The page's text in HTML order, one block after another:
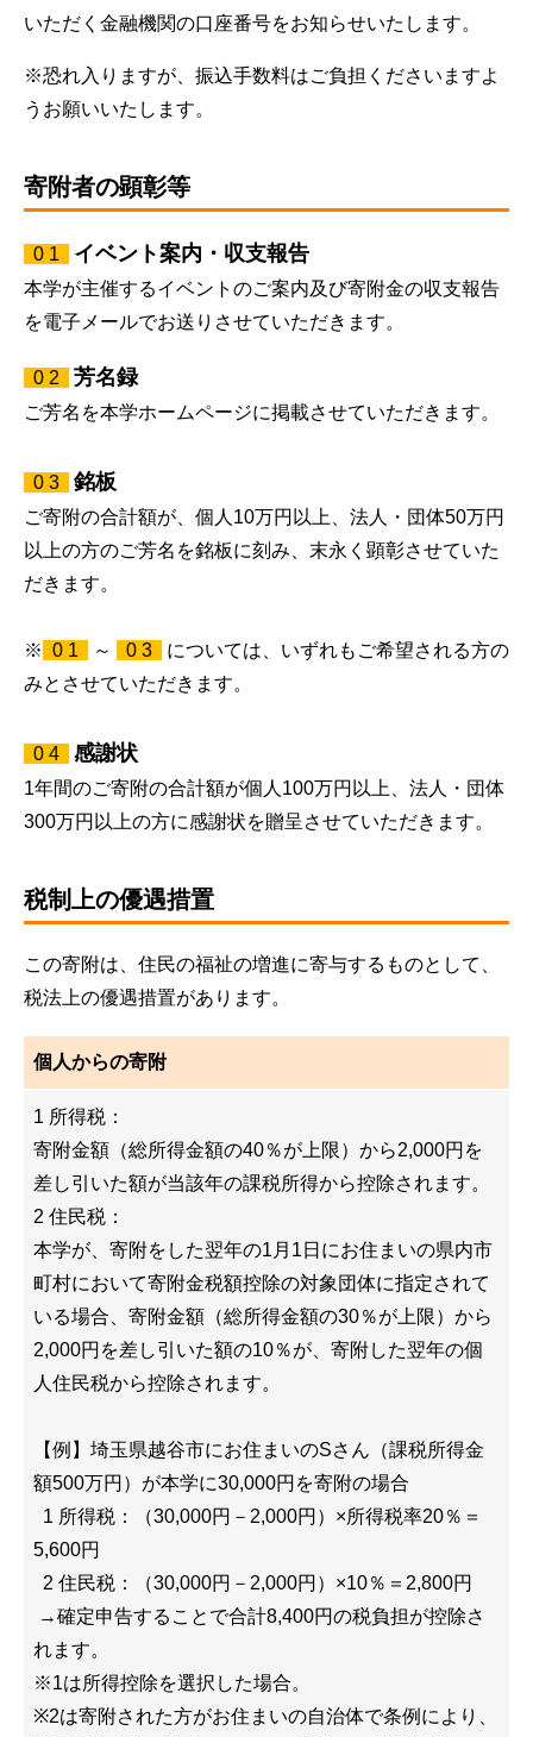
いただく金融機関の口座番号をお知らせいたします。
※恐れ入りますが、振込手数料はご負担くださいますよ
うお願いいたします。
寄附者の顕彰等
0 1 イベント案内・収支報告
本学が主催するイベントのご案内及び寄附金の収支報告
を電子メールでお送りさせていただきます。
0 2 芳名録
ご芳名を本学ホームページに掲載させていただきます。
0 3 銘板
ご寄附の合計額が、個人10万円以上、法人・団体50万円
以上の方のご芳名を銘板に刻み、末永く顕彰させていた
だきます。
※ 0 1 ～ 0 3
については、いずれもご希望される方の
みとさせていただきます。
0 4 感謝状
1年間のご寄附の合計額が個人100万円以上、法人・団体
300万円以上の方に感謝状を贈呈させていただきます。
税制上の優遇措置
この寄附は、住民の福祉の増進に寄与するものとして、
税法上の優遇措置があります。
個人からの寄附
1 所得税：
寄附金額（総所得金額の40％が上限）から2,000円を
差し引いた額が当該年の課税所得から控除されます。
2 住民税：
本学が、寄附をした翌年の1月1日にお住まいの県内市
町村において寄附金税額控除の対象団体に指定されて
いる場合、寄附金額（総所得金額の30％が上限）から
2,000円を差し引いた額の10％が、寄附した翌年の個
人住民税から控除されます。
【例】埼玉県越谷市にお住まいのSさん（課税所得金
額500万円）が本学に30,000円を寄附の場合
1 所得税：（30,000円－2,000円）×所得税率20％＝
5,600円
2 住民税：（30,000円－2,000円）×10％＝2,800円
→確定申告することで合計8,400円の税負担が控除さ
れます。
※1は所得控除を選択した場合。
※2は寄附された方がお住まいの自治体で条例により、